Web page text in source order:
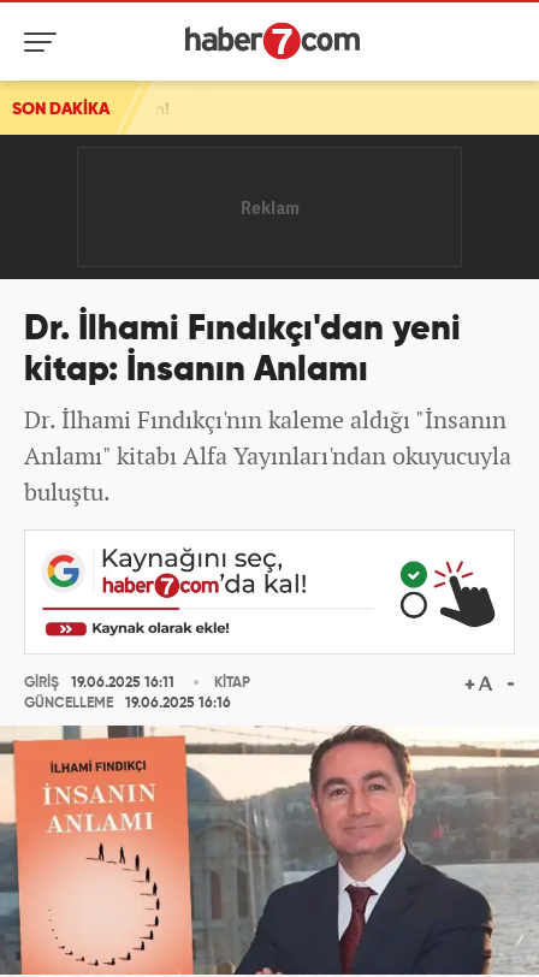
SON DAKİKA
Dr. İlhami Fındıkçı'dan yeni
kitap: İnsanın Anlamı
Dr. İlhami Fındıkçı'nın kaleme aldığı "İnsanın
Anlamı" kitabı Alfa Yayınları'ndan okuyucuyla
buluştu.
GİRİŞ
19.06.2025 16:11
GÜNCELLEME
19.06.2025 16:16
KİTAP